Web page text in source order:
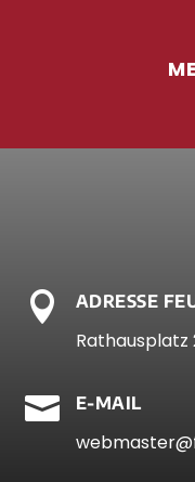
 ADRESSE
 E-MAIL